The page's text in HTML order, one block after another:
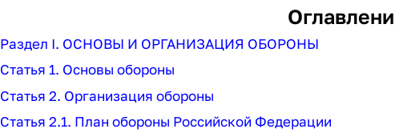
Раздел I. ОСНОВЫ И ОРГАНИЗАЦИЯ ОБОРОНЫ
Статья 1. Основы обороны
Статья 2. Организация обороны
Статья 2.1. План обороны Российской Федерации